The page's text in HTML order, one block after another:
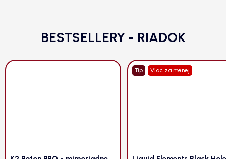
BESTSELLERY - RIADOK
Tip Viac za menej